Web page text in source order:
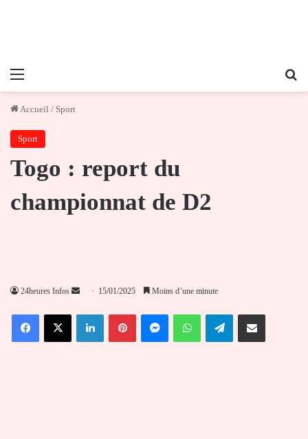
Menu
Accueil / Sport
Sport
Togo : report du
championnat de D2
24heures Infos
Envoyer
courriel
15/01/2025 Moins d’une minute
FacebookX LinkedinPinterestMessengerWhatsAppTelegramPartager par email